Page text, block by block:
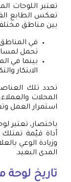
تعتبر اللوحات
تعكس الطابع
بين مناطق
في المناطق
تحمل
بينما في
الابتكار
تحدد تلك
المحلات
استمرار العمل
باختصار، تعتبر
أداة قيّمة تمتلك
وزيادة الوعي
المدى البعيد.
تاريخ لوحة